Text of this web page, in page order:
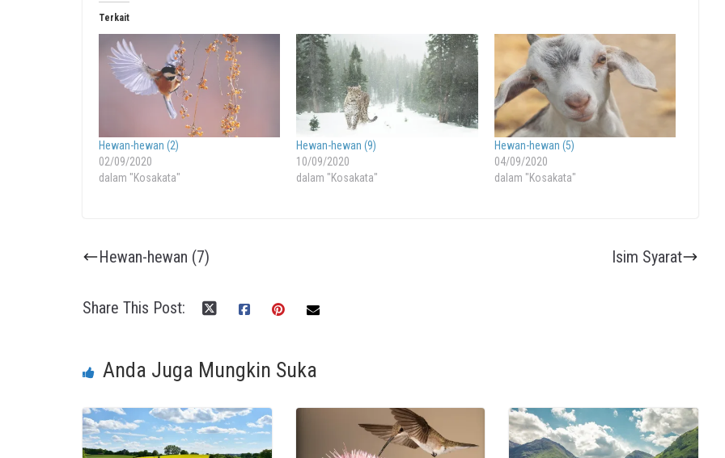
Terkait
Hewan-hewan (2)
02/09/2020
dalam "Kosakata"
Hewan-hewan (9)
10/09/2020
dalam "Kosakata"
Hewan-hewan (5)
04/09/2020
dalam "Kosakata"
Hewan-hewan (7) Isim Syarat
Share This Post:
Anda Juga Mungkin Suka